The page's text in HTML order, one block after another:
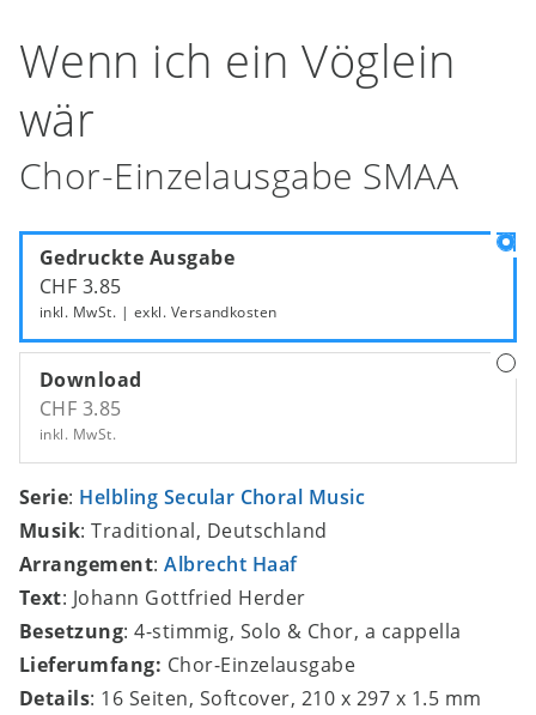
Wenn ich ein Vöglein
wär
Chor-Einzelausgabe SMAA
Gedruckte Ausgabe
CHF 3.85
inkl. MwSt. | exkl. Versandkosten
Download
CHF 3.85
inkl. MwSt.
Serie: Helbling Secular Choral Music
Musik: Traditional, Deutschland
Arrangement:Albrecht Haaf
Text: Johann Gottfried Herder
Besetzung: 4-stimmig, Solo & Chor, a cappella
Lieferumfang: Chor-Einzelausgabe
Details: 16 Seiten, Softcover, 210 x 297 x 1.5 mm